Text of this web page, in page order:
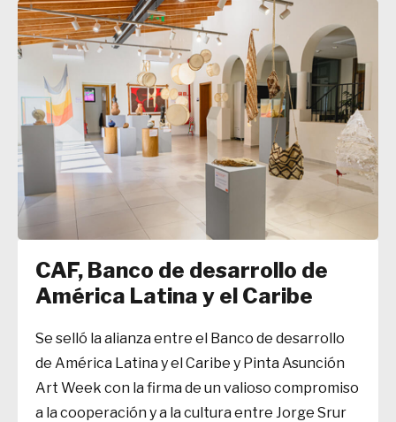
CAF, Banco de desarrollo de
América Latina y el Caribe
Se selló la alianza entre el Banco de desarrollo
de América Latina y el Caribe y Pinta Asunción
Art Week con la firma de un valioso compromiso
a la cooperación y a la cultura entre Jorge Srur